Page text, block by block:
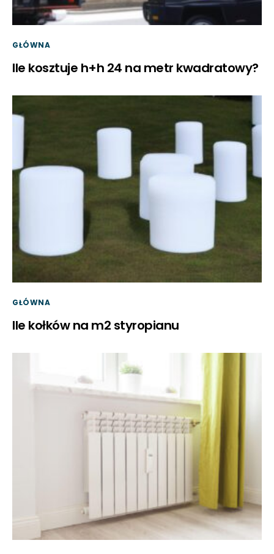
GŁÓWNA
Ile kosztuje h+h 24 na metr kwadratowy?
GŁÓWNA
Ile kołków na m2 styropianu